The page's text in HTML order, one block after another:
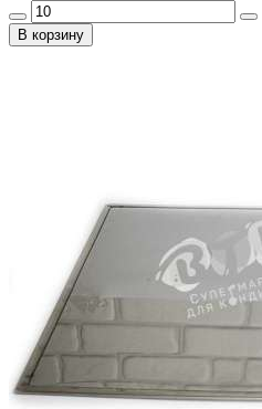
В корзину